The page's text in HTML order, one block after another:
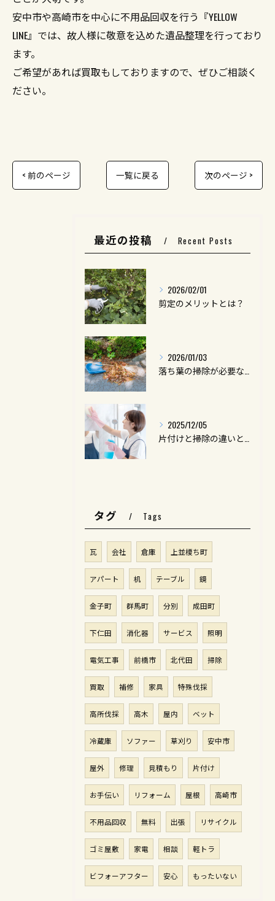
安中市や高崎市を中心に不用品回収を行う『YELLOW
LINE』では、故人様に敬意を込めた遺品整理を行っており
ます。
ご希望があれば買取もしておりますので、ぜひご相談く
ださい。
< 前のページ 一覧に戻る 次のページ >
最近の投稿 Recent Posts
2026/02/01
剪定のメリットとは？
2026/01/03
2025/12/05
タグ Tags
瓦 会社 倉庫 上並榎ち町
アパート 机 テーブル 鏡
金子町 群馬町 分別 成田町
下仁田 消化器 サービス 照明
電気工事 前橋市 北代田 掃除
買取 補修 家具 特殊伐採
高所伐採 高木 屋内 ベット
冷蔵庫 ソファー 草刈り 安中市
屋外 修理 見積もり 片付け
お手伝い リフォーム 屋根 高崎市
不用品回収 無料 出張 リサイクル
ゴミ屋敷 家電 相談 軽トラ
ビフォーアフター 安心 もったいない